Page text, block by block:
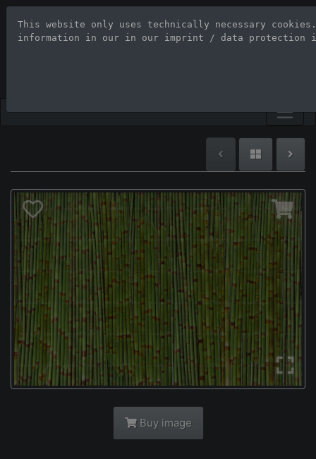
Stock Photo
Buy image
This website only uses technically necessary
information in our in our imprint / data protection